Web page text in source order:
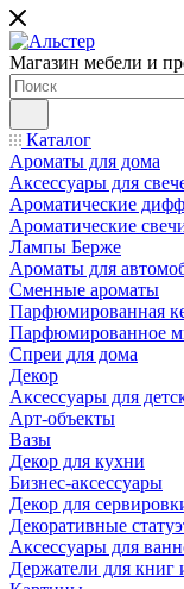
Магазин мебели и
Каталог
Ароматы для дома
Аксессуары для
Ароматические
Ароматические
Лампы Берже
Ароматы для
Сменные ароматы
Парфюмированная
Парфюмированное
Спреи для дома
Декор
Аксессуары для
Арт-объекты
Вазы
Декор для кухни
Бизнес-аксессуары
Декор для
Декоративные
Аксессуары для
Держатели для книг